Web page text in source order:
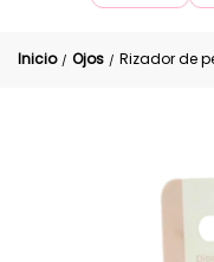
Inicio / Ojos / Rizador de